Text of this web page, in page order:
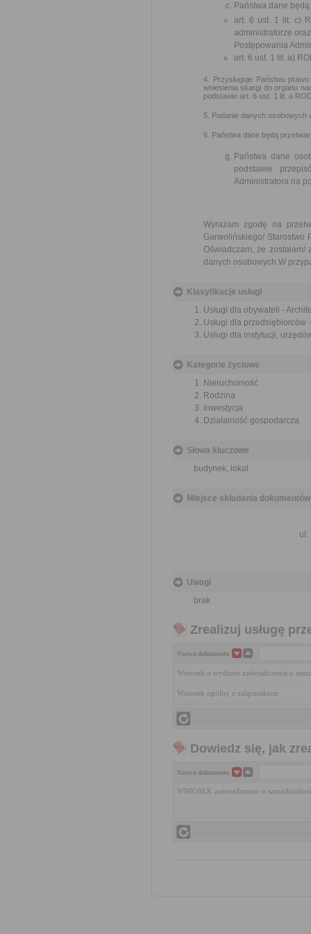
Państwa dane
art. 6 ust. 1 lit. c)
administratorze
Postępowania
art. 6 ust. 1 lit. a)
4. Przysługuje Państwu
wniesienia skargi do organu
podstawie art. 6 ust. 1 lit. a
5. Podanie danych osobowych
6. Państwa dane będą
Państwa dane
podstawie
Administratora na
Wyrażam zgodę na
Garwolińskiego/ Starostwo
Oświadczam, że
danych osobowych.W
Klasyfikacje usługi
Usługi dla obywateli -
Usługi dla
Usługi dla instytucji,
Kategorie życiowe
Nieruchomość
Rodzina
Inwestycja
Działalność gospodarcza
Słowa kluczowe
budynek, lokal
Miejsce składania dokumentów
ul.
Uwagi
brak
Zrealizuj usługę
Nazwa dokumentu
Wniosek o wydanie zaświadczenia o
Wniosek ogólny z załącznikiem
Dowiedz się, jak
Nazwa dokumentu
WNIOSEK zaświadczenie o